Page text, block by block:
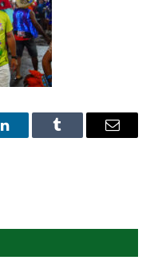
LinkedInTumblr
E-